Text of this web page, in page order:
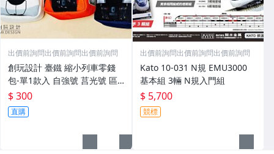
出價前詢問出價前詢問出價前詢問
創玩設計 臺鐵 縮小列車零錢
包-單1款入 自強號 莒光號 區
間車
$ 300
直購
出價前詢問出價前詢問出價前詢問
Kato 10-031 N規 EMU3000
基本組 3輛 N規入門組
$ 5,700
競標